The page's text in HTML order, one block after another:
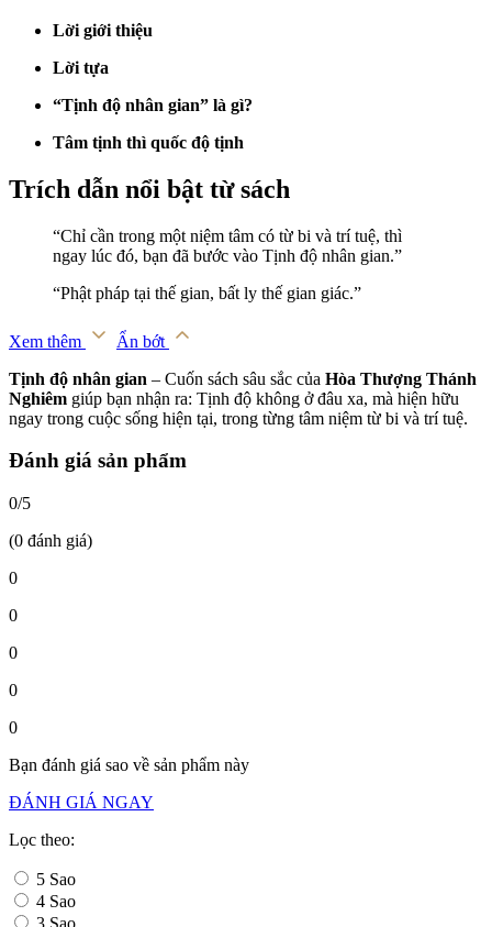
Lời giới thiệu
Lời tựa
“Tịnh độ nhân gian” là gì?
Tâm tịnh thì quốc độ tịnh
Trích dẫn nổi bật từ sách
“Chỉ cần trong một niệm tâm có từ bi và trí tuệ, thì
ngay lúc đó, bạn đã bước vào Tịnh độ nhân gian.”
“Phật pháp tại thế gian, bất ly thế gian giác.”
Xem thêm
Ẩn bớt
Tịnh độ nhân gian – Cuốn sách sâu sắc của Hòa Thượng Thánh
Nghiêm giúp bạn nhận ra: Tịnh độ không ở đâu xa, mà hiện hữu
ngay trong cuộc sống hiện tại, trong từng tâm niệm từ bi và trí tuệ.
Đánh giá sản phẩm
0/5
(0 đánh giá)
0
0
0
0
0
Bạn đánh giá sao về sản phẩm này
ĐÁNH GIÁ NGAY
Lọc theo:
5 Sao
4 Sao
3 Sao